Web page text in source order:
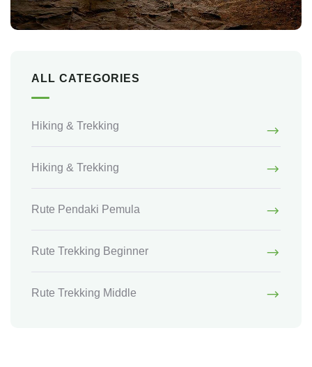
ALL CATEGORIES
Hiking & Trekking
Hiking & Trekking
Rute Pendaki Pemula
Rute Trekking Beginner
Rute Trekking Middle